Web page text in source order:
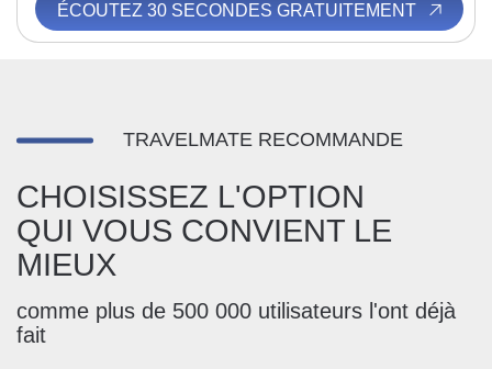
ÉCOUTEZ 30 SECONDES GRATUITEMENT
TRAVELMATE RECOMMANDE
CHOISISSEZ L'OPTION
QUI VOUS CONVIENT LE
MIEUX
comme plus de 500 000 utilisateurs l'ont déjà
fait